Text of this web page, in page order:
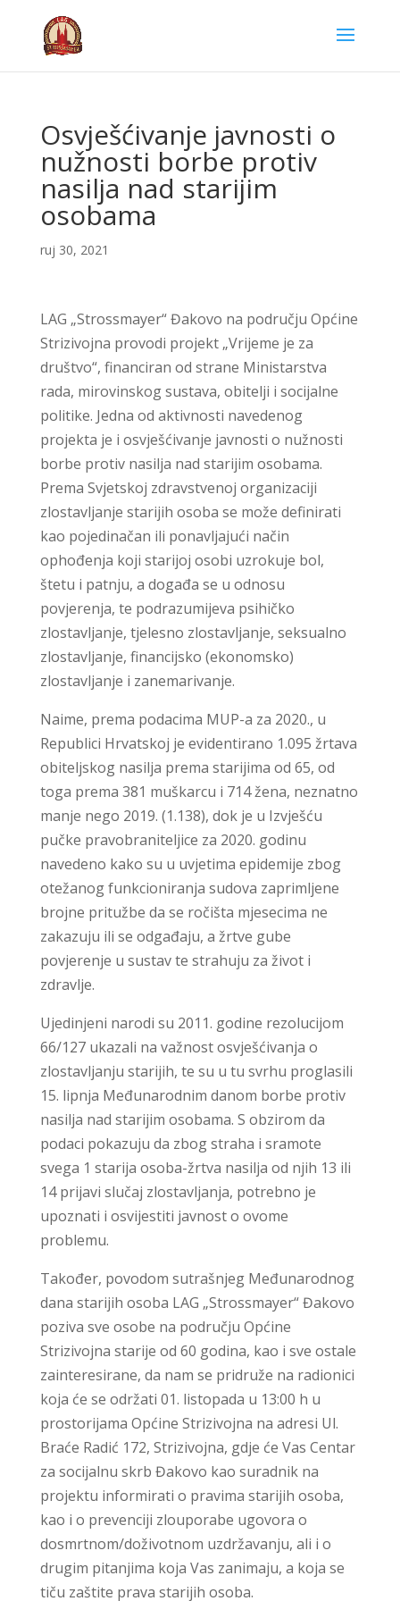
Osvješćivanje javnosti o
nužnosti borbe protiv
nasilja nad starijim
osobama
ruj 30, 2021
LAG „Strossmayer“ Đakovo na području Općine
Strizivojna provodi projekt „Vrijeme je za
društvo“, financiran od strane Ministarstva
rada, mirovinskog sustava, obitelji i socijalne
politike. Jedna od aktivnosti navedenog
projekta je i osvješćivanje javnosti o nužnosti
borbe protiv nasilja nad starijim osobama.
Prema Svjetskoj zdravstvenoj organizaciji
zlostavljanje starijih osoba se može definirati
kao pojedinačan ili ponavljajući način
ophođenja koji starijoj osobi uzrokuje bol,
štetu i patnju, a događa se u odnosu
povjerenja, te podrazumijeva psihičko
zlostavljanje, tjelesno zlostavljanje, seksualno
zlostavljanje, financijsko (ekonomsko)
zlostavljanje i zanemarivanje.
Naime, prema podacima MUP-a za 2020., u
Republici Hrvatskoj je evidentirano 1.095 žrtava
obiteljskog nasilja prema starijima od 65, od
toga prema 381 muškarcu i 714 žena, neznatno
manje nego 2019. (1.138), dok je u Izvješću
pučke pravobraniteljice za 2020. godinu
navedeno kako su u uvjetima epidemije zbog
otežanog funkcioniranja sudova zaprimljene
brojne pritužbe da se ročišta mjesecima ne
zakazuju ili se odgađaju, a žrtve gube
povjerenje u sustav te strahuju za život i
zdravlje.
Ujedinjeni narodi su 2011. godine rezolucijom
66/127 ukazali na važnost osvješćivanja o
zlostavljanju starijih, te su u tu svrhu proglasili
15. lipnja Međunarodnim danom borbe protiv
nasilja nad starijim osobama. S obzirom da
podaci pokazuju da zbog straha i sramote
svega 1 starija osoba-žrtva nasilja od njih 13 ili
14 prijavi slučaj zlostavljanja, potrebno je
upoznati i osvijestiti javnost o ovome
problemu.
Također, povodom sutrašnjeg Međunarodnog
dana starijih osoba LAG „Strossmayer“ Đakovo
poziva sve osobe na području Općine
Strizivojna starije od 60 godina, kao i sve ostale
zainteresirane, da nam se pridruže na radionici
koja će se održati 01. listopada u 13:00 h u
prostorijama Općine Strizivojna na adresi Ul.
Braće Radić 172, Strizivojna, gdje će Vas Centar
za socijalnu skrb Đakovo kao suradnik na
projektu informirati o pravima starijih osoba,
kao i o prevenciji zlouporabe ugovora o
dosmrtnom/doživotnom uzdržavanju, ali i o
drugim pitanjima koja Vas zanimaju, a koja se
tiču zaštite prava starijih osoba.